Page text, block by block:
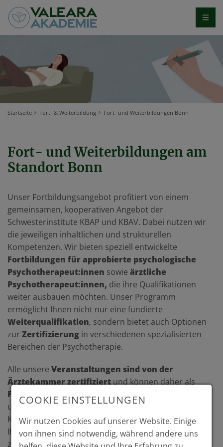
Startseite Fort- & Weiterbildung Fort- und Weiterbildungen Bonn
Fort- und Weiterbildungen am
Standort Bonn
Unser Fortbildungsangebot profitiert von einem
gemeinsamen, kooperativen Angebot der
Schwesterinstitute KBAP und KBAV. Dabei nutzen wir
die jeweiligen inhaltlichen und strukturellen
Kompetenzen. Wir bieten speziell entwickelte
Fortbildungen für approbierte psychologische
Psychotherapeut:innen sowie ärztliche
Psychotherapeut:innen, die ihre Qualifikationen
weiter ausbauen möchten. Unser Programm
ermöglicht Ihnen nicht nur eine fundierte
Weiterqualifikation, sondern bietet auch Optionen
zur Zertifizierung in verschiedenen spezialisierten
Bereichen der Psychotherapie.
Alle unsere Veranstaltungen sind von der
Ärztekammer zertifiziertund können daher als
Fortbildungen anerkanntwerden. Damit
unterstützen wir Sie dabei, Ihre beruflichen
Kompetenzen auf dem neuesten Stand zu halten und
Ihre Expertise in verschiedenen Fachbereichen weiter
zu vertiefen.
COOKIE EINSTELLUNGEN
Wir nutzen Cookies auf unserer Website. Einige
von ihnen sind notwendig, während andere uns